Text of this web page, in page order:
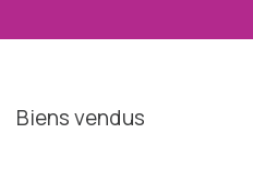
biens vendus